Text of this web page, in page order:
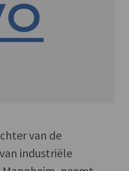
van de
industriële